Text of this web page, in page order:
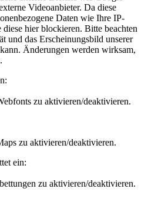
Videoanbieter. Da diese
Daten wie Ihre IP-
hier blockieren. Bitte beachten
und das Erscheinungsbild unserer
Änderungen werden wirksam,
zu aktivieren/deaktivieren.
zu aktivieren/deaktivieren.
ein:
zu aktivieren/deaktivieren.